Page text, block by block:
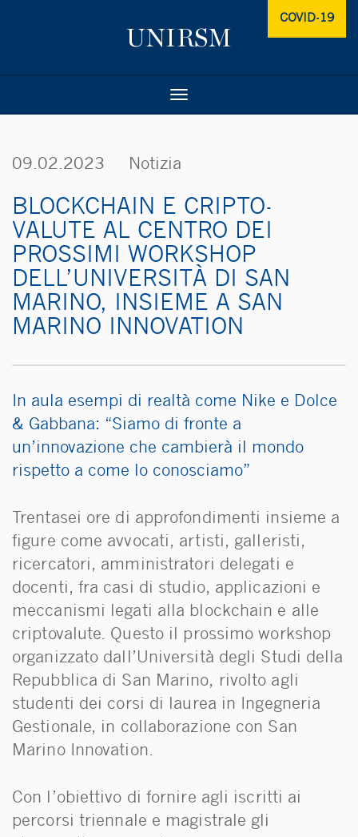
COVID-19
Toggle
09.02.2023 Notizia
BLOCKCHAIN E CRIPTO­
VALUTE AL CENTRO DEI
PROSSIMI WORKSHOP
DELL’U­NI­VERSITÀ DI SAN
MARINO, INSIEME A SAN
MARINO INNOVATION
In aula esempi di realtà come Nike e Dolce
& Gabbana: “Siamo di fronte a
un’innovazione che cambierà il mondo
rispetto a come lo conosciamo”
Trentasei ore di approfondimenti insieme a
figure come avvocati, artisti, galleristi,
ricercatori, amministratori delegati e
docenti, fra casi di studio, applicazioni e
meccanismi legati alla blockchain e alle
criptovalute. Questo il prossimo workshop
organizzato dall’Università degli Studi della
Repubblica di San Marino, rivolto agli
studenti dei corsi di laurea in Ingegneria
Gestionale, in collaborazione con San
Marino Innovation.
Con l’obiettivo di fornire agli iscritti ai
percorsi triennale e magistrale gli